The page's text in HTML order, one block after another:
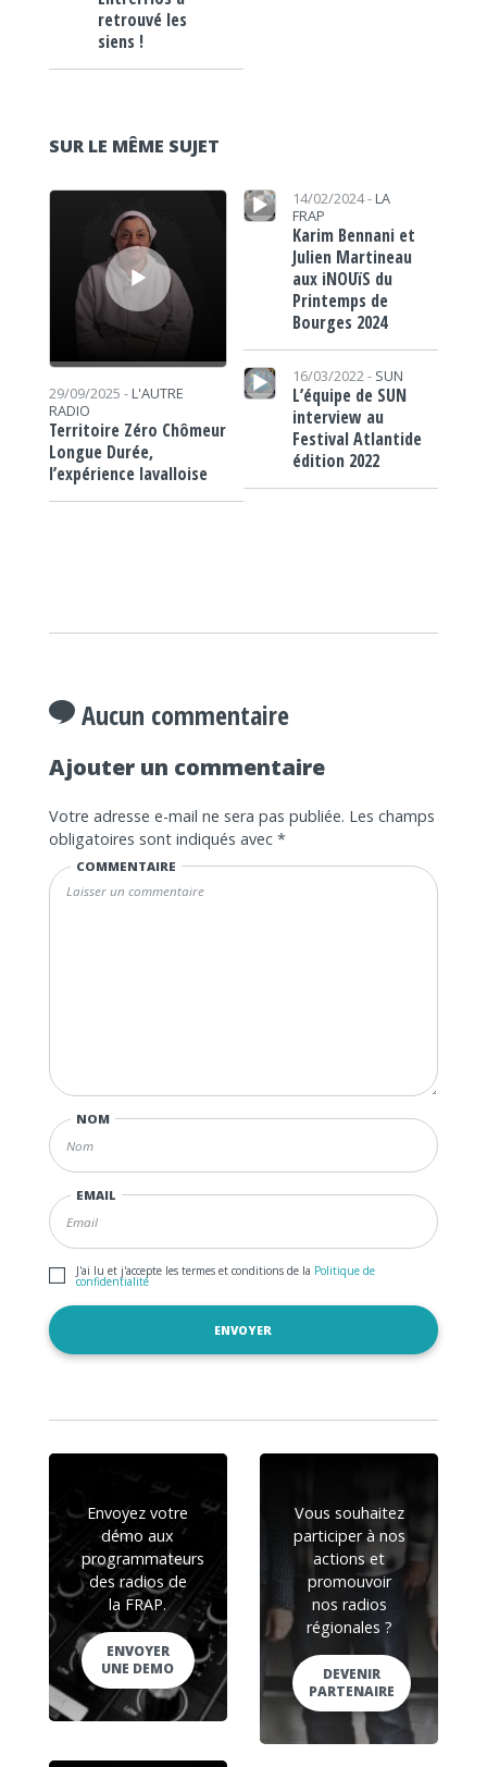
retrouvé les
siens !
SUR LE MÊME SUJET
Lecteur audio
29/09/2025 - L'AUTRE
RADIO
Territoire Zéro Chômeur
Longue Durée,
l’expérience lavalloise
Lecteur audio 14/02/2024 - LA
FRAP
Karim Bennani et
Julien Martineau
aux iNOUïS du
Printemps de
Bourges 2024
Lecteur audio
16/03/2022 - SUN
L’équipe de SUN
interview au
Festival Atlantide
édition 2022
Aucun commentaire
Ajouter un commentaire
Votre adresse e-mail ne sera pas publiée. Les champs
obligatoires sont indiqués avec *
COMMENTAIRE
NOM
EMAIL
J'ai lu et j'accepte les termes et conditions de la Politique de
confidentialité
Envoyez votre
démo aux
programmateurs
des radios de
la FRAP.
ENVOYER
UNE DEMO
Vous souhaitez
participer à nos
actions et
promouvoir
nos radios
régionales ?
DEVENIR
PARTENAIRE